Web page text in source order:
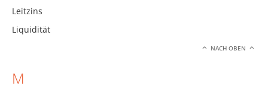
Leitzins
Liquidität
NACH OBEN
M